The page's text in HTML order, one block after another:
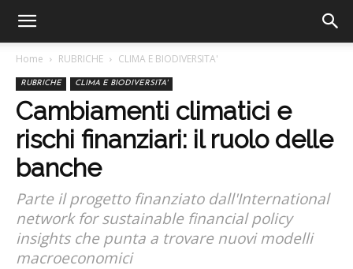
Home RUBRICHE CLIMA E BIODIVERSITA'
RUBRICHE CLIMA E BIODIVERSITA'
Cambiamenti climatici e
rischi finanziari: il ruolo delle
banche
Parte il progetto finanziato dall'International
network for sustainable financial policy
insights che punta a trovare nuovi modelli
macroeconomici